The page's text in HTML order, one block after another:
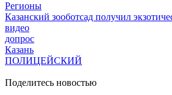
Регионы
Казанский зооботсад получил
видео
допрос
Казань
ПОЛИЦЕЙСКИЙ
Поделитесь новостью